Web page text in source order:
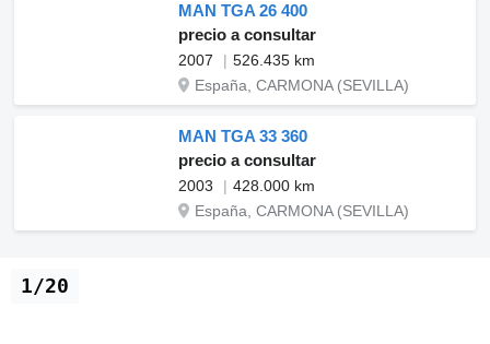
MAN TGA 26 400
precio a consultar
2007
526.435 km
España, CARMONA (SEVILLA)
MAN TGA 33 360
precio a consultar
2003
428.000 km
España, CARMONA (SEVILLA)
1/20